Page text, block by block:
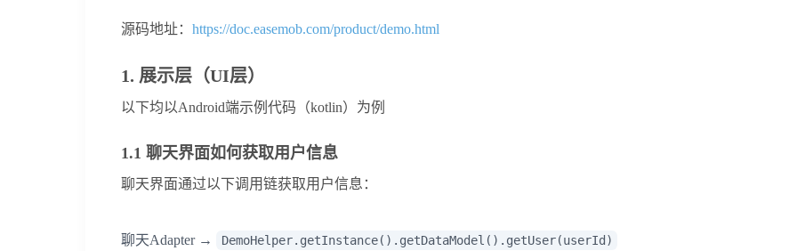
源码地址： https://doc.easemob.com/product/demo.html
1. 展示层（UI层）
以下均以Android端示例代码（kotlin）为例
1.1 聊天界面如何获取用户信息
聊天界面通过以下调用链获取用户信息：
聊天Adapter → DemoHelper.getInstance().getDataModel().getUser(userId)